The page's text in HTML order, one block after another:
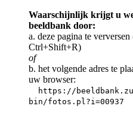
Waarschijnlijk krijgt u
beeldbank door:
a. deze pagina te
Ctrl+Shift+R)
of
b. het volgende adres te
uw browser:
https://
bin/fotos.pl?i=00937